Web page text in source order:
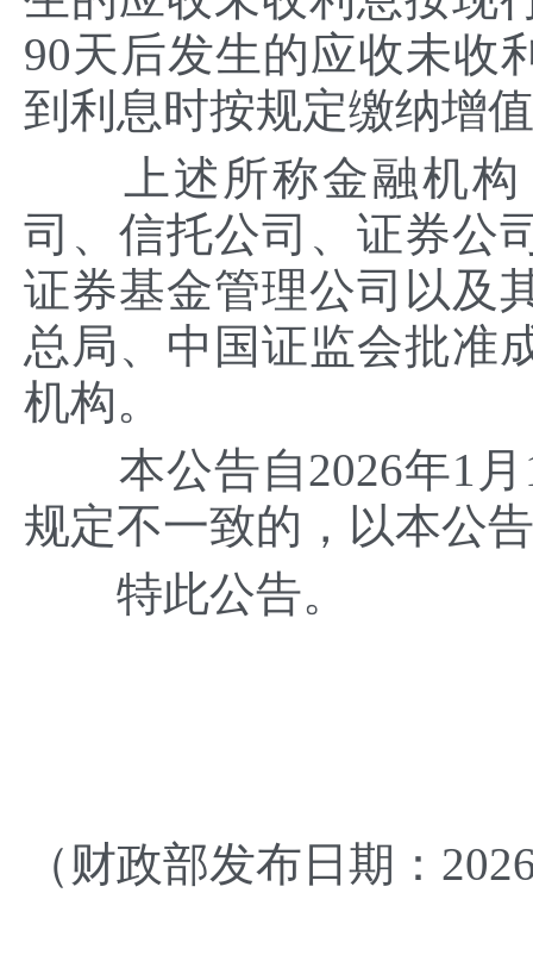
90天后发生的应收未收
到利息时按规定缴纳增
上述所称金融机构
司、信托公司、证券公
证券基金管理公司以及
总局、中国证监会批准
机构。
本公告自2026年1月
规定不一致的，以本公
特此公告。
（财政部发布日期：